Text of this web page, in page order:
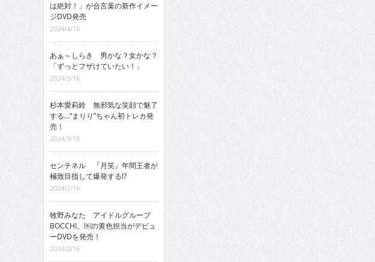
は絶対！」が合言葉の新作イメー
ジDVD発売
2024/4/16
あぁ～しらき 男かな？女かな？
「ずっとフザけていたい！」
2024/3/16
杉本愛莉鈴 無邪気な笑顔で魅了
する…“まりり”ちゃん初トレカ発
売！
2024/3/16
センチネル 『月笑』年間王者が
極致目指して爆発する!?
2024/2/16
牧野みなた アイドルグループ
BOCCHI。￼の黄色担当がデビュ
ーDVDを発売！
2024/2/16